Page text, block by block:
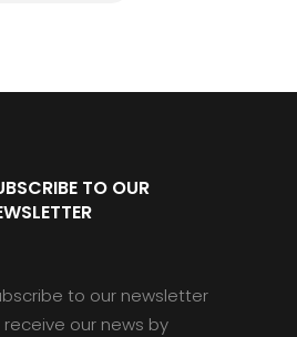
TO OUR
to our newsletter
our news by